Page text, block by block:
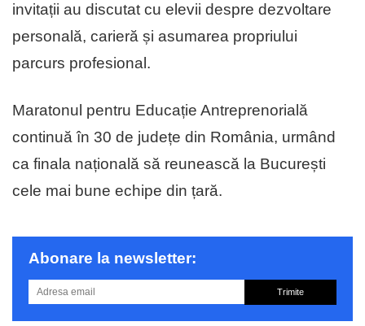
invitații au discutat cu elevii despre dezvoltare
personală, carieră și asumarea propriului
parcurs profesional.
Maratonul pentru Educație Antreprenorială
continuă în 30 de județe din România, urmând
ca finala națională să reunească la București
cele mai bune echipe din țară.
Abonare la newsletter:
Trimite